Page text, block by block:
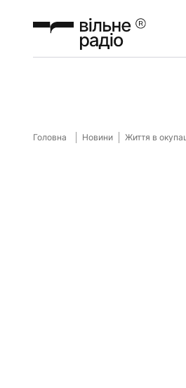
Головна Новини Життя в